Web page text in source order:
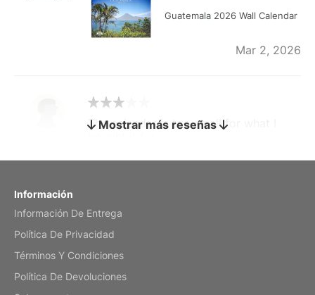
Guatemala 2026 Wall Calendar
Mar 2, 2026
by charles
The calendar is too small for what I
Mostrar más reseñas
Información
Información De Entrega
Política De Privacidad
Términos Y Condiciones
Política De Devoluciones